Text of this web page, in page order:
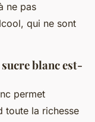
ne pas
qui ne sont
blanc est-
permet
toute la richesse